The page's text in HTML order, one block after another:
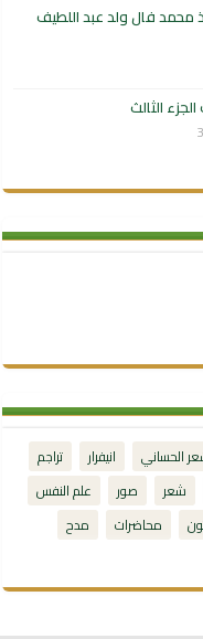
محمد فال ولد عبد اللطيف
الثالث
الحساني انيفرار
تراجم
شعر صور
علم النفس
محاضرات
مدح